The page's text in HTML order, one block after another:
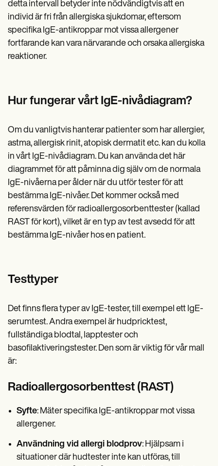
detta intervall betyder inte nödvändigtvis att en
individ är fri från allergiska sjukdomar, eftersom
specifika IgE-antikroppar mot vissa allergener
fortfarande kan vara närvarande och orsaka allergiska
reaktioner.
Hur fungerar vårt IgE-nivådiagram?
Om du vanligtvis hanterar patienter som har allergier,
astma, allergisk rinit, atopisk dermatit etc. kan du kolla
in vårt IgE-nivådiagram. Du kan använda det här
diagrammet för att påminna dig själv om de normala
IgE-nivåerna per ålder när du utför tester för att
bestämma IgE-nivåer. Det kommer också med
referensvärden för radioallergosorbenttester (kallad
RAST för kort), vilket är en typ av test avsedd för att
bestämma IgE-nivåer hos en patient.
Testtyper
Det finns flera typer av IgE-tester, till exempel ett IgE-
serumtest. Andra exempel är hudpricktest,
fullständiga blodtal, lapptester och
basofilaktiveringstester. Den som är viktig för vår mall
är:
Radioallergosorbenttest (RAST)
Syfte: Mäter specifika IgE-antikroppar mot vissa
allergener.
Användning vid allergi blodprov: Hjälpsam i
situationer där hudtester inte kan utföras, till